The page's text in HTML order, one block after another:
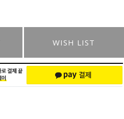
WISH LIST